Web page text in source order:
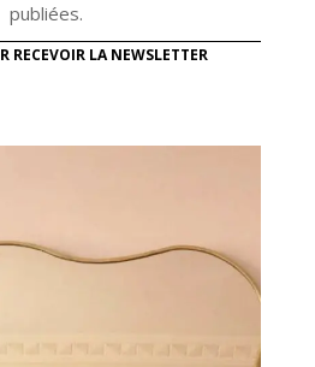
publiées.
RECEVOIR LA NEWSLETTER